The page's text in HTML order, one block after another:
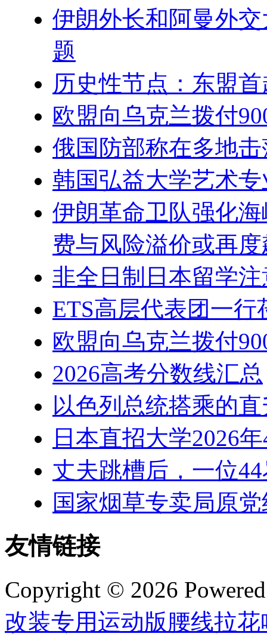
伊朗外长和阿曼外
题
历史性节点：东盟
欧盟向乌克兰拨付
俄国防部称在多地
韩国弘益大学艺术
伊朗革命卫队强化
费与风险溢价或再
非全日制日本留学
ETS高层代表团一行
欧盟向乌克兰拨付
2026高考分数线汇总
以色列总统搭乘的
日本直招大学2026
丈夫跳槽后，一位
国家烟草专卖局原
友情链接
Copyright © 2026
改装专用运动版腰线拉